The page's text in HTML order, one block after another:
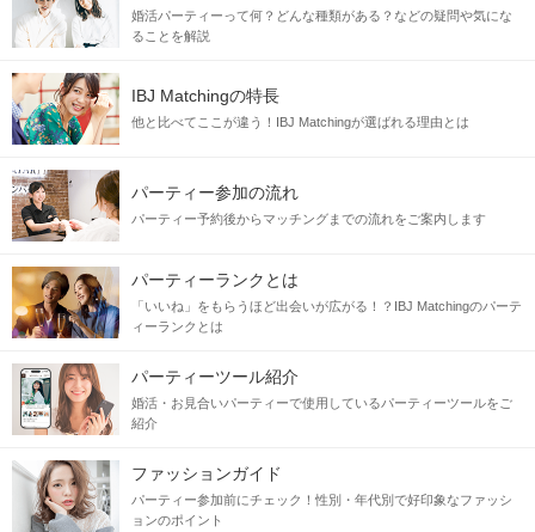
婚活パーティーって何？どんな種類がある？などの疑問や気にな
ることを解説
IBJ Matchingの特長
他と比べてここが違う！IBJ Matchingが選ばれる理由とは
パーティー参加の流れ
パーティー予約後からマッチングまでの流れをご案内します
パーティーランクとは
「いいね」をもらうほど出会いが広がる！？IBJ Matchingのパーテ
ィーランクとは
パーティーツール紹介
婚活・お見合いパーティーで使用しているパーティーツールをご
紹介
ファッションガイド
パーティー参加前にチェック！性別・年代別で好印象なファッシ
ョンのポイント